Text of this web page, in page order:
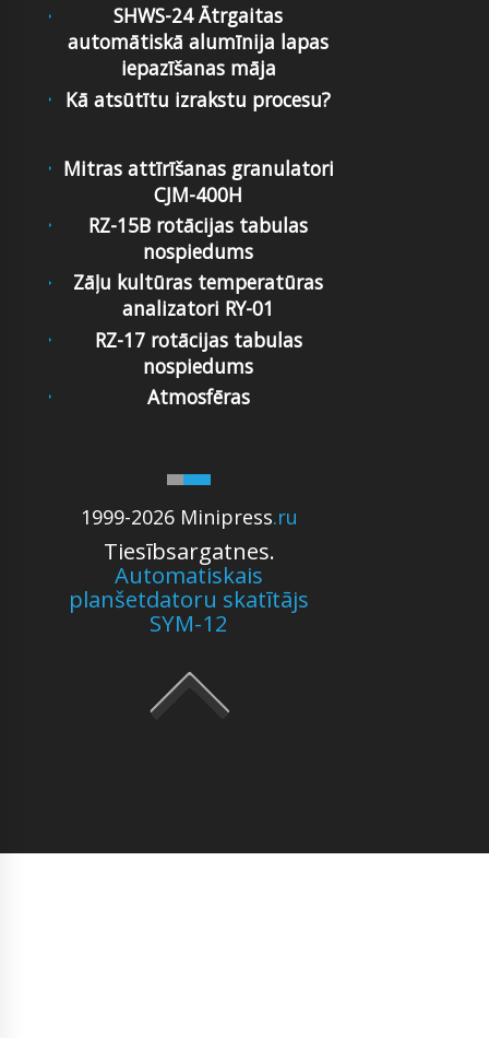
SHWS-24 Ātrgaitas
automātiskā alumīnija lapas
iepazīšanas māja
Kā atsūtītu izrakstu procesu?
1999-2026 Minipress.ru
Tiesībsargatnes.
Automatiskais
planšetdatoru skatītājs
SYM-12
Mitras attīrīšanas granulatori
CJM-400H
RZ-15B rotācijas tabulas
nospiedums
Zāļu kultūras temperatūras
analizatori RY-01
RZ-17 rotācijas tabulas
nospiedums
Atmosfēras